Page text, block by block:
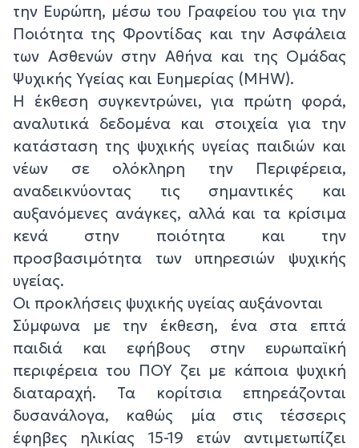
την Ευρώπη, μέσω του Γραφείου του για την
Ποιότητα της Φροντίδας και την Ασφάλεια
των Ασθενών στην Αθήνα και της Ομάδας
Ψυχικής Υγείας και Ευημερίας (MHW).
Η έκθεση συγκεντρώνει, για πρώτη φορά,
αναλυτικά δεδομένα και στοιχεία για την
κατάσταση της ψυχικής υγείας παιδιών και
νέων σε ολόκληρη την Περιφέρεια,
αναδεικνύοντας τις σημαντικές και
αυξανόμενες ανάγκες, αλλά και τα κρίσιμα
κενά στην ποιότητα και την
προσβασιμότητα των υπηρεσιών ψυχικής
υγείας.
Οι προκλήσεις ψυχικής υγείας αυξάνονται
Σύμφωνα με την έκθεση, ένα στα επτά
παιδιά και εφήβους στην ευρωπαϊκή
περιφέρεια του ΠΟΥ ζει με κάποια ψυχική
διαταραχή. Τα κορίτσια επηρεάζονται
δυσανάλογα, καθώς μία στις τέσσερις
έφηβες ηλικίας 15-19 ετών αντιμετωπίζει